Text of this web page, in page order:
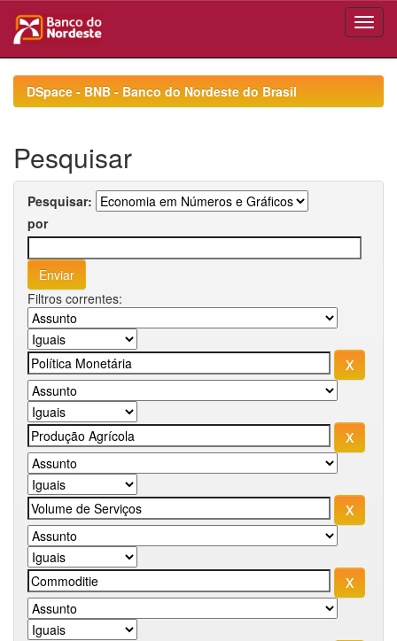
navigationDSpace - BNB - Banco do Nordeste do Brasil
Pesquisar
Pesquisar:
por
Filtros correntes: